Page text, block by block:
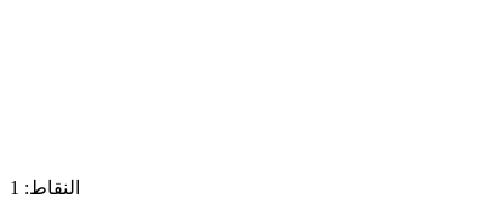
النقاط: 1